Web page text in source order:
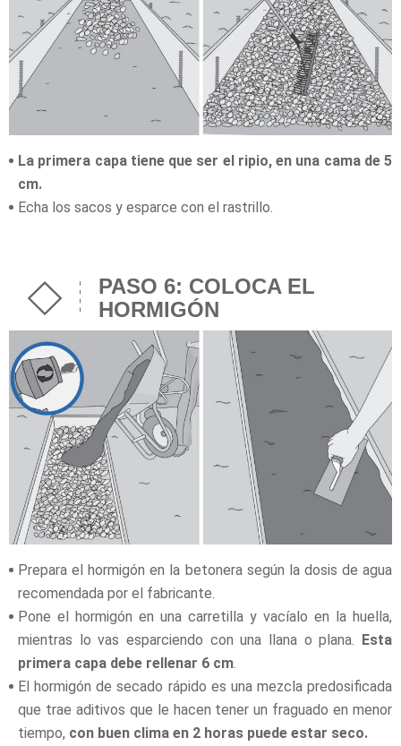
La primera capa tiene que ser el ripio, en una cama de 5
cm.
Echa los sacos y esparce con el rastrillo.
PASO 6: COLOCA EL
HORMIGÓN
Prepara el hormigón en la betonera según la dosis de agua
recomendada por el fabricante.
Pone el hormigón en una carretilla y vacíalo en la huella,
mientras lo vas esparciendo con una llana o plana. Esta
primera capa debe rellenar 6 cm
El hormigón de secado rápido es una mezcla predosificada
que trae aditivos que le hacen tener un fraguado en menor
tiempo, con buen clima en 2 horas puede estar seco.